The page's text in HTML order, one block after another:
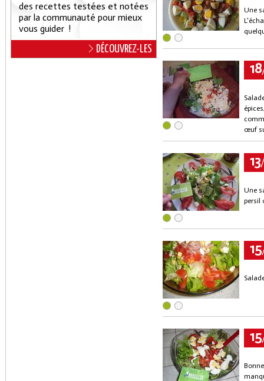
des recettes testées et notées
par la communauté pour mieux
vous guider !
DÉCOUVREZ-LES
Une
18
œuf
13
Une
persil
15
15